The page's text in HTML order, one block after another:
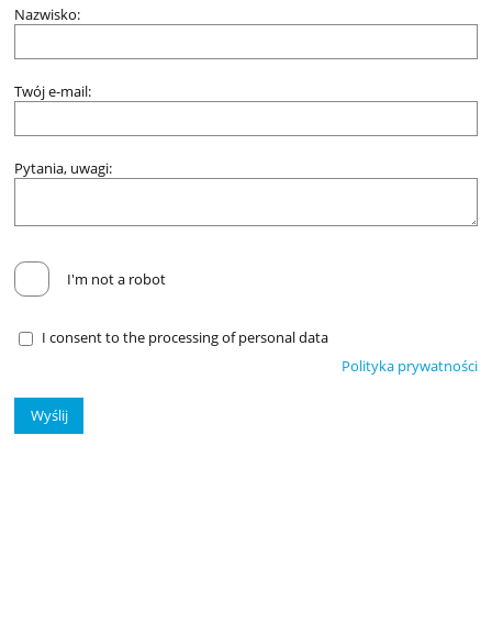
Nazwisko:
Twój e-mail:
Pytania, uwagi:
I'm not a robot
I consent to the processing of personal data
Polityka prywatności